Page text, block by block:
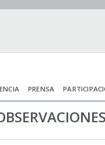
PRENSA